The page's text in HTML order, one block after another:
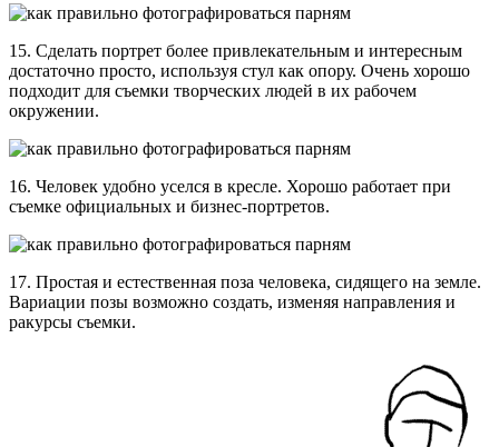
15. Сделать портрет более привлекательным и интересным
достаточно просто, используя стул как опору. Очень хорошо
подходит для съемки творческих людей в их рабочем
окружении.
16. Человек удобно уселся в кресле. Хорошо работает при
съемке официальных и бизнес-портретов.
17. Простая и естественная поза человека, сидящего на земле.
Вариации позы возможно создать, изменяя направления и
ракурсы съемки.